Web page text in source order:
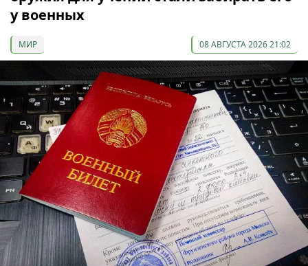
у военных
МИР 08 АВГУСТА 2026 21:02